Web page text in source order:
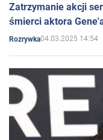
Zatrzymanie akcji
śmierci aktora
Rozrywka04.03.2025 14:54